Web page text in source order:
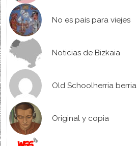
No es país para viejes
Noticias de Bizkaia
Old Schoolherria berria
Original y copia